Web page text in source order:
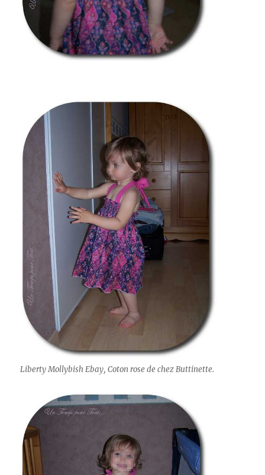
Liberty Mollybish Ebay, Coton rose de chez Buttinette.